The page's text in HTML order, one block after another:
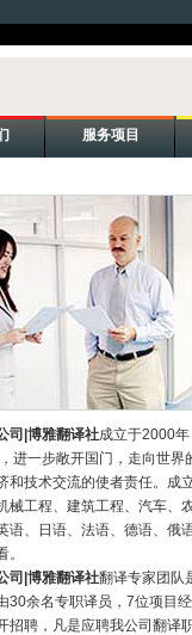
服务项目
司|博雅翻译社成立于2000年
进一步敞开国门，走向世
和技术交流的使者责任。成
械工程、建筑工程、汽车、
语、日语、法语、德语、俄
。
司|博雅翻译社翻译专家团队
30余名专职译员，7位项目
招聘，凡是应聘我公司翻译